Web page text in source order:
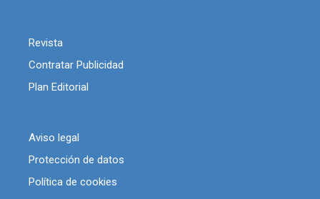
Revista
Contratar Publicidad
Plan Editorial
Aviso legal
Protección de datos
Política de cookies